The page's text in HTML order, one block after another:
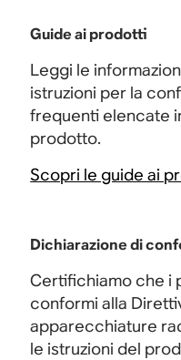
Guide ai prodotti
Leggi le
istruzioni per la
frequenti elencate
prodotto.
Scopri le guide ai
Dichiarazione di
Certifichiamo che i
conformi alla
apparecchiature
le istruzioni del